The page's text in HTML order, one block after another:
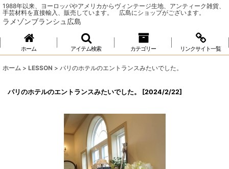
1988年以来、ヨーロッパやアメリカからヴィンテージ生地、アンティーク雑貨、
手芸材料を直接輸入、販売しています。 広島にショップがございます。
ラメゾンブランシュ広島
ホーム アイテム検索 カテゴリー リンクサイト一覧
ホーム > LESSON > パリのホテルのエントランスみたいでした。
パリのホテルのエントランスみたいでした。 [2024/2/22]